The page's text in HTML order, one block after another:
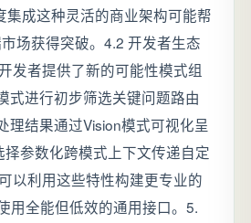
集成这种灵活的商业架构可能帮
场获得突破。4.2 开发者生态
发者提供了新的可能性模式组
式进行初步筛选关键问题路由
理结果通过Vision模式可视化呈
参数化跨模式上下文传递自定
以利用这些特性构建更专业的
用全能但低效的通用接口。5.